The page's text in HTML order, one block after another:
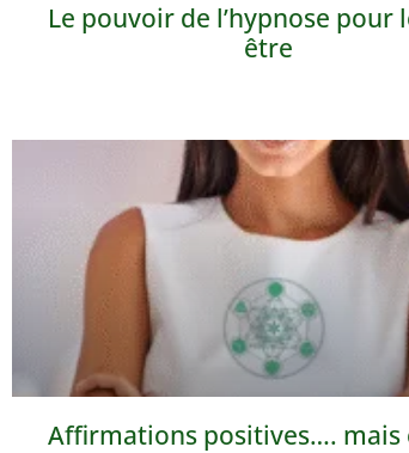
Le pouvoir de l’hypnose pour
être
Affirmations positives…. mais